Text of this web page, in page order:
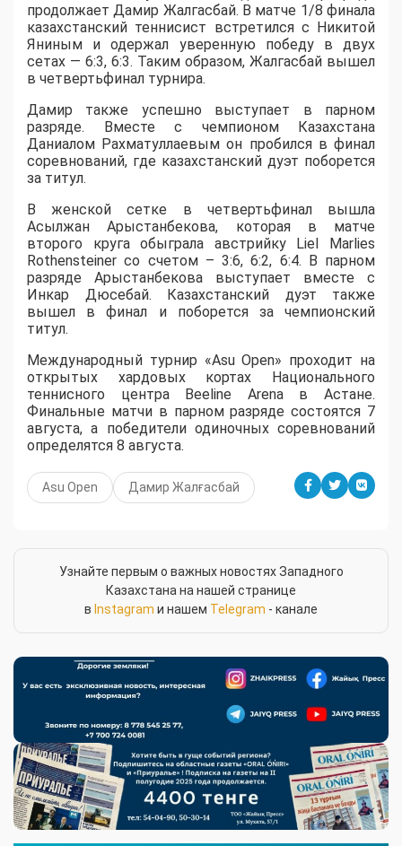
продолжает Дамир Жалгасбай. В матче 1/8 финала
казахстанский теннисист встретился с Никитой
Яниным и одержал уверенную победу в двух
сетах — 6:3, 6:3. Таким образом, Жалгасбай вышел
в четвертьфинал турнира.
Дамир также успешно выступает в парном
разряде. Вместе с чемпионом Казахстана
Даниалом Рахматуллаевым он пробился в финал
соревнований, где казахстанский дуэт поборется
за титул.
В женской сетке в четвертьфинал вышла
Асылжан Арыстанбекова, которая в матче
второго круга обыграла австрийку Liel Marlies
Rothensteiner со счетом – 3:6, 6:2, 6:4. В парном
разряде Арыстанбекова выступает вместе с
Инкар Дюсебай. Казахстанский дуэт также
вышел в финал и поборется за чемпионский
титул.
Международный турнир «Asu Open» проходит на
открытых хардовых кортах Национального
теннисного центра Beeline Arena в Астане.
Финальные матчи в парном разряде состоятся 7
августа, а победители одиночных соревнований
определятся 8 августа.
Asu Open Дамир Жалғасбай
Узнайте первым о важных новостях Западного
Казахстана на нашей странице
в Instagram и нашем Telegram - канале